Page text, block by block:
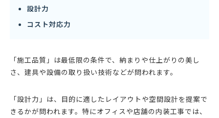
設計力
コスト対応力
「施工品質」は最低限の条件で、納まりや仕上がりの美し
さ、建具や設備の取り扱い技術などが問われます。
「設計力」は、目的に適したレイアウトや空間設計を提案で
きるかが問われます。特にオフィスや店舗の内装工事では、